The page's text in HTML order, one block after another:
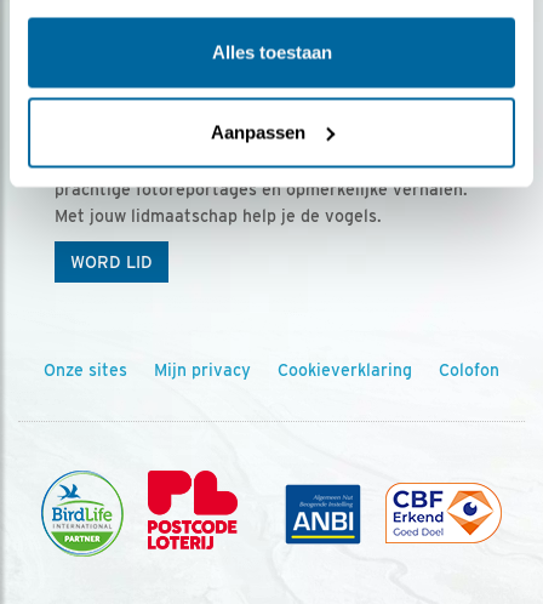
Alles toestaan
Aanpassen
Ontvang 5 x Vogels voor € 36,00 per jaar
Vogels is het tijdschrift voor onze leden, met
prachtige fotoreportages en opmerkelijke verhalen.
Met jouw lidmaatschap help je de vogels.
WORD LID
Onze sites Mijn privacy Cookieverklaring Colofon